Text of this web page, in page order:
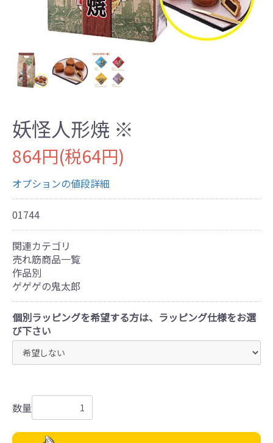
妖怪人形焼 ※
864円(税64円)
オプションの値段詳細
01744
関連カテゴリ
売れ筋商品一覧
作品別
ゲゲゲの鬼太郎
個別ラッピングを希望する方は、ラッピング仕様をお選
び下さい
数量